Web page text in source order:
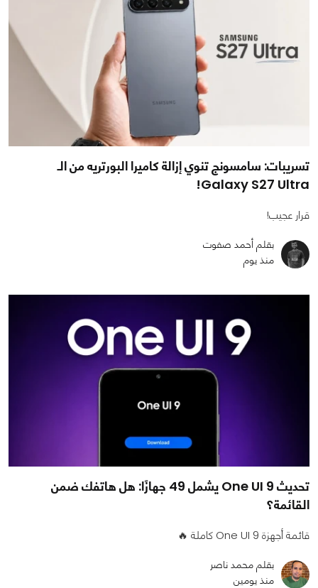
تسريبات: سامسونج تنوي إزالة كاميرا البورتريه من الـ
Galaxy S27 Ultra!
قرار عجيب!
بقلم أحمد صفوت
منذ يوم
تحديث One UI 9 يشمل 49 جهازًا: هل هاتفك ضمن
القائمة؟
قائمة أجهزة One UI 9 كاملة 🔥
بقلم محمد ناصر
منذ يومين